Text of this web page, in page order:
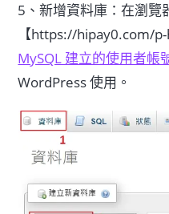
5、新增資料庫：在瀏覽
【https://hipay0.com/
MySQL 建立的使用者帳
WordPress 使用。